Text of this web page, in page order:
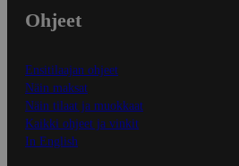
Ohjeet
Ensitilaajan ohjeet
Näin maksat
Näin tilaat ja muokkaat
Kaikki ohjeet ja vinkit
In English